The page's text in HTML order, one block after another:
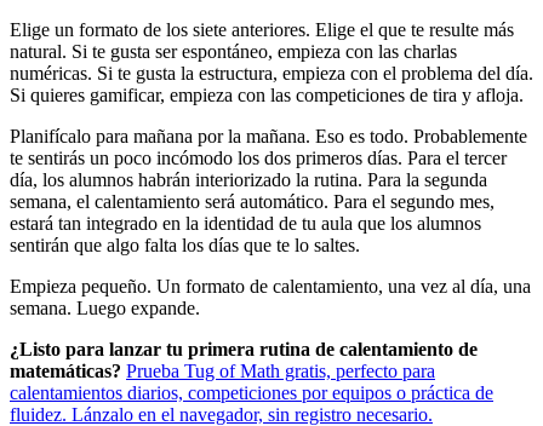
Elige un formato de los siete anteriores. Elige el que te resulte más
natural. Si te gusta ser espontáneo, empieza con las charlas
numéricas. Si te gusta la estructura, empieza con el problema del día.
Si quieres gamificar, empieza con las competiciones de tira y afloja.
Planifícalo para mañana por la mañana. Eso es todo. Probablemente
te sentirás un poco incómodo los dos primeros días. Para el tercer
día, los alumnos habrán interiorizado la rutina. Para la segunda
semana, el calentamiento será automático. Para el segundo mes,
estará tan integrado en la identidad de tu aula que los alumnos
sentirán que algo falta los días que te lo saltes.
Empieza pequeño. Un formato de calentamiento, una vez al día, una
semana. Luego expande.
¿Listo para lanzar tu primera rutina de calentamiento de
matemáticas? Prueba Tug of Math gratis, perfecto para
calentamientos diarios, competiciones por equipos o práctica de
fluidez. Lánzalo en el navegador, sin registro necesario.